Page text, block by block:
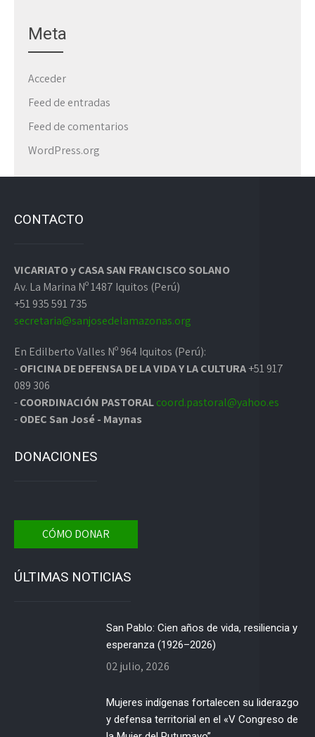
Meta
Acceder
Feed de entradas
Feed de comentarios
WordPress.org
CONTACTO
VICARIATO y CASA SAN FRANCISCO SOLANO
Av. La Marina Nº 1487 Iquitos (Perú)
+51 935 591 735
secretaria@sanjosedelamazonas.org
En Edilberto Valles Nº 964 Iquitos (Perú):
-OFICINA DE DEFENSA DE LA VIDA Y LA CULTURA+51 917
089 306
-COORDINACIÓN PASTORALcoord.pastoral@yahoo.es
-ODEC San José - Maynas
DONACIONES
CÓMO DONAR
ÚLTIMAS NOTICIAS
San Pablo: Cien años de vida, resiliencia y
esperanza (1926–2026)
02 julio, 2026
Mujeres indígenas fortalecen su liderazgo
y defensa territorial en el «V Congreso de